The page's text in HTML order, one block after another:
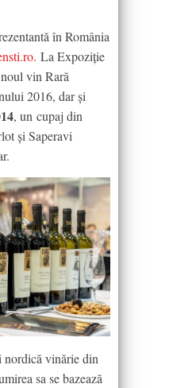
în România
La Expoziție
vin Rară
2016, dar și
, un cupaj din
și Saperavi
nordică vinărie din
sa se bazează